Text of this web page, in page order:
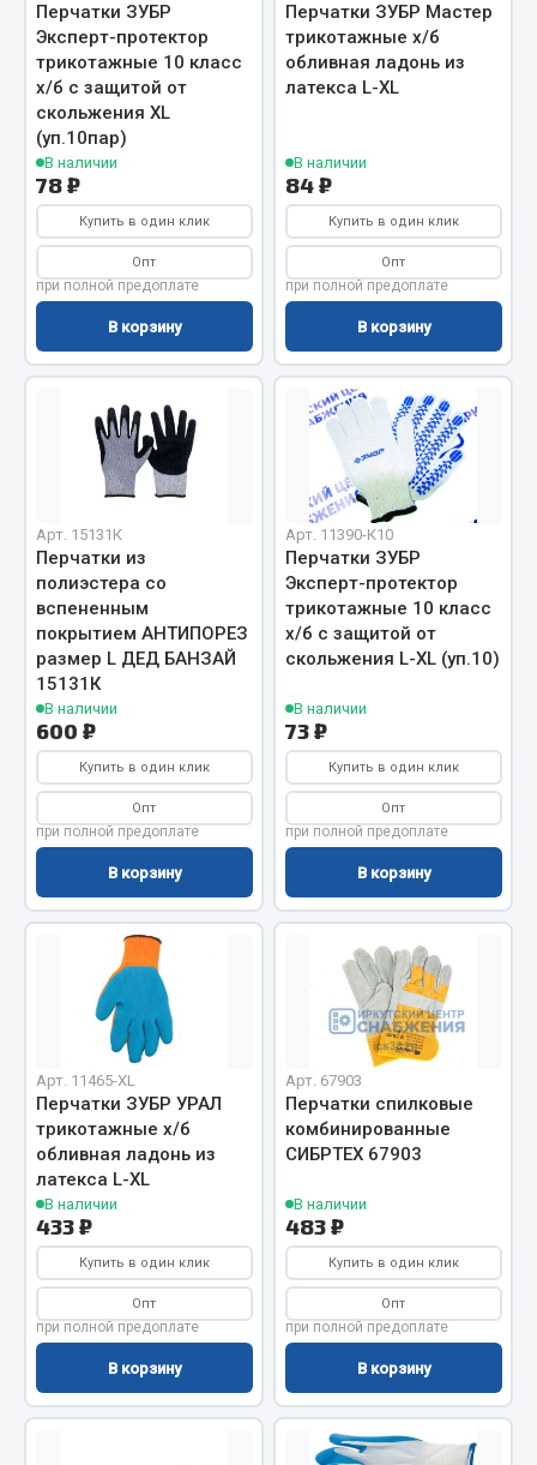
Система питания
Подвеска
Тормозная система
Двери
Окно ветровое
Двигатель
Электрооборудование
Показать ещё
Весь раздел
Запчасти Урал
Двигатель
Мост задний
Система питания
Система выпуска газа
Система охлаждения
Сцепление
Тормозная система
Весь раздел
Запчасти ЯМЗ
Двигатель
Система питания
Система выпуска газа
Система охлаждения
Коробка передач
Рулевое управление
Тормозная система
Показать ещё
Весь раздел
Запчасти HOWO
Тормозная система
Двигатель
Подвеска
Система питания
Система выпуска газа
Перчатки ЗУБР
Эксперт-протектор
трикотажные 10 класс
х/б с защитой от
скольжения XL
(уп.10пар)
В наличии
78 ₽
Купить в один клик
Опт
при полной предоплате
В корзину
Перчатки ЗУБР Мастер
трикотажные х/б
обливная ладонь из
латекса L-XL
В наличии
84 ₽
Купить в один клик
Опт
при полной предоплате
В корзину
Арт. 15131К
Перчатки из
полиэстера со
вспененным
покрытием АНТИПОРЕЗ
размер L ДЕД БАНЗАЙ
15131К
В наличии
600 ₽
Купить в один клик
Опт
при полной предоплате
В корзину
Арт. 11390-К10
Перчатки ЗУБР
Эксперт-протектор
трикотажные 10 класс
х/б с защитой от
скольжения L-XL (уп.10)
В наличии
73 ₽
Купить в один клик
Опт
при полной предоплате
В корзину
Арт. 11465-XL
Перчатки ЗУБР УРАЛ
трикотажные х/б
обливная ладонь из
латекса L-XL
В наличии
433 ₽
Купить в один клик
Опт
при полной предоплате
В корзину
Арт. 67903
Перчатки спилковые
комбинированные
СИБРТЕХ 67903
В наличии
483 ₽
Купить в один клик
Опт
при полной предоплате
В корзину